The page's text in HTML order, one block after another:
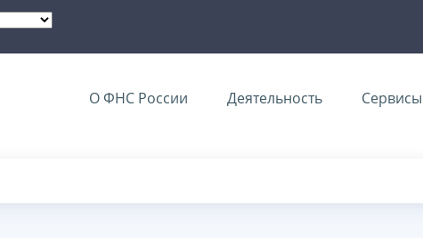
О ФНС России Деятельность Сервисы